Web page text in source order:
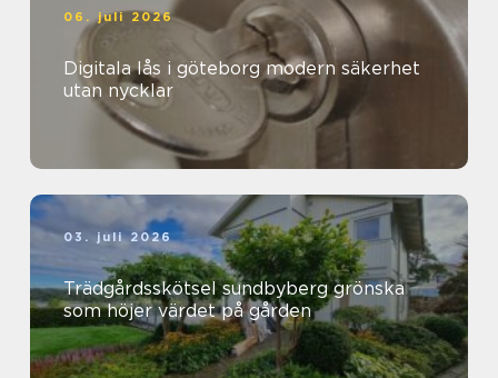
06. juli 2026
Digitala lås i göteborg modern säkerhet
utan nycklar
03. juli 2026
Trädgårdsskötsel sundbyberg grönska
som höjer värdet på gården